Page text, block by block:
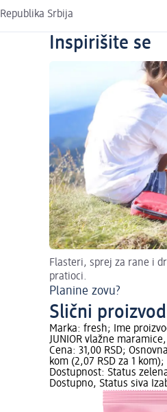
Republika Srbija
Inspirišite se
Flasteri, sprej za rane i
pratioci.
Planine zovu?
Slični
Marka: fresh; Ime
JUNIOR vlažne
Cena: 31,00 RSD;
kom (2,07 RSD za 1 kom);
Dostupnost: Status
Dostupno, Status siva